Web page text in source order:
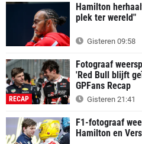
Hamilton
plek ter wereld"
Gisteren 09:58
RECAP
Fotograaf
'Red Bull blijft
GPFans Recap
Gisteren 21:41
F1-fotograaf
Hamilton en